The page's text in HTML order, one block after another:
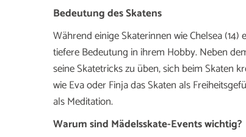
Bedeutung des Skatens
Während einige Skaterinnen wie Chelsea
tiefere Bedeutung in ihrem Hobby. Neben
seine Skatetricks zu üben, sich beim Skaten
wie Eva oder Finja das Skaten als
als Meditation.
Warum sind Mädelsskate-Events wichtig?